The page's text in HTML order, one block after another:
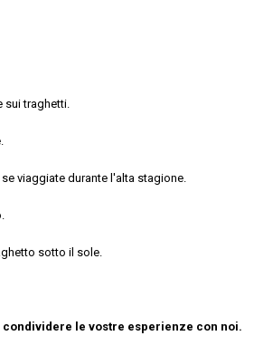
traghetti.
viaggiate durante l'alta stagione.
sotto il sole.
le vostre esperienze con noi.